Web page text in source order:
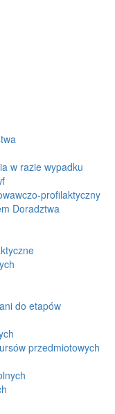
w razie wypadku
profilaktyczny
Doradztwa
do etapów
przedmiotowych